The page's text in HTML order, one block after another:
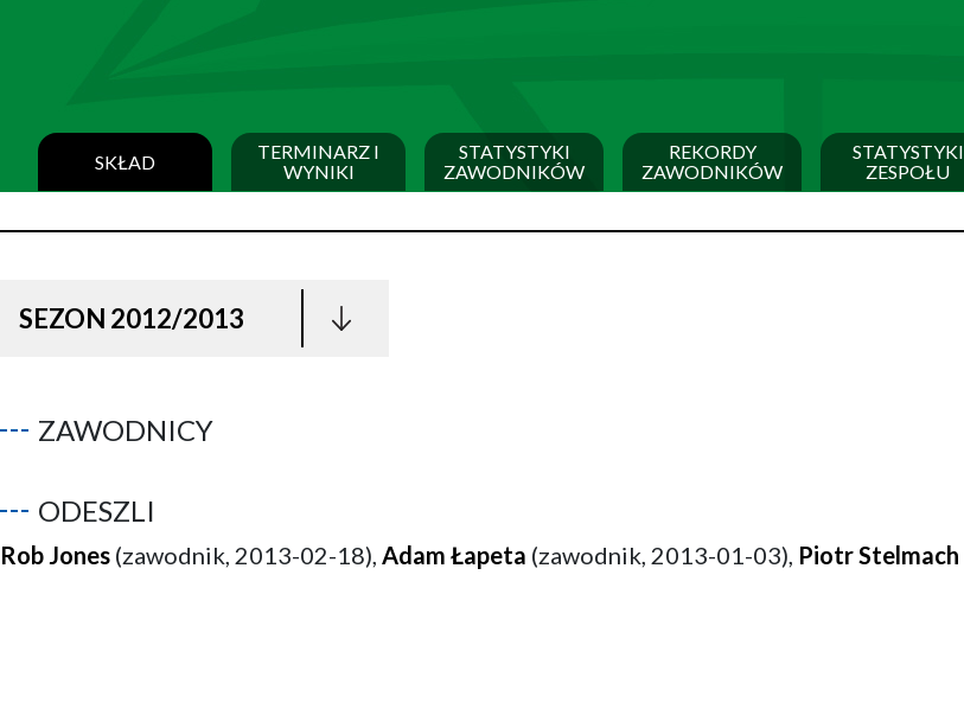
SKŁAD
TERMINARZ I
WYNIKI
STATYSTYKI
ZAWODNIKÓW
REKORDY
ZAWODNIKÓW
STATYSTYKI
ZESPOŁU
SEZON 2012/2013
ZAWODNICY
ODESZLI
Rob Jones (zawodnik, 2013-02-18), Adam Łapeta (zawodnik, 2013-01-03), Piotr Stelmach